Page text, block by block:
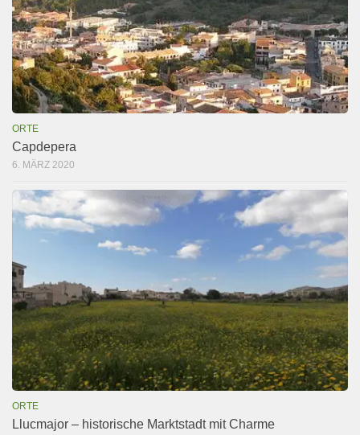
ORTE
Capdepera
6. MÄRZ 2020
ORTE
Llucmajor – historische Marktstadt mit Charme